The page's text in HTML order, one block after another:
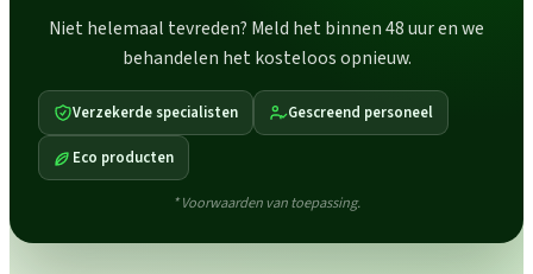
Niet helemaal tevreden? Meld het binnen 48 uur en we
behandelen het kosteloos opnieuw.
Verzekerde specialisten Gescreend personeel
Eco producten
* Voorwaarden van toepassing.